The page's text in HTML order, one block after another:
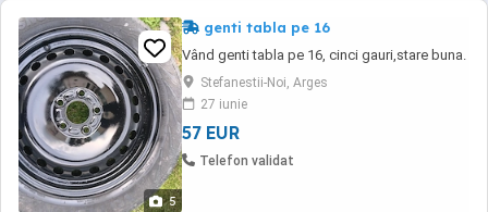
5
genti tabla pe 16
Vând genti tabla pe 16, cinci gauri,stare buna.
Stefanestii-Noi, Arges
27 iunie
57 EUR
Telefon validat